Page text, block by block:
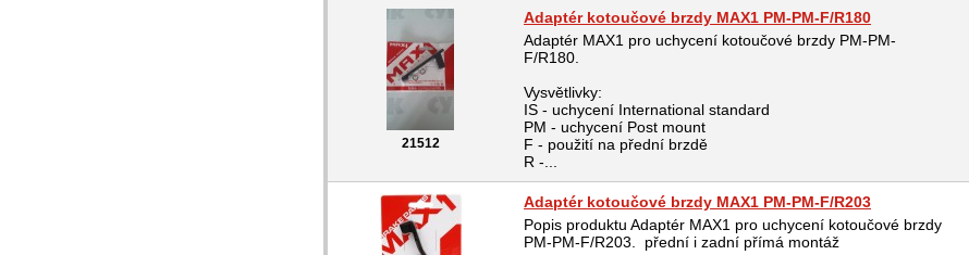
21512
Adaptér kotoučové brzdy MAX1 PM-PM-F/R180
Adaptér MAX1 pro uchycení kotoučové brzdy PM-PM-
F/R180.
Vysvětlivky:
IS - uchycení International standard
PM - uchycení Post mount
F - použití na přední brzdě
R -...
Adaptér kotoučové brzdy MAX1 PM-PM-F/R203
Popis produktu Adaptér MAX1 pro uchycení kotoučové brzdy
PM-PM-F/R203. přední i zadní přímá montáž